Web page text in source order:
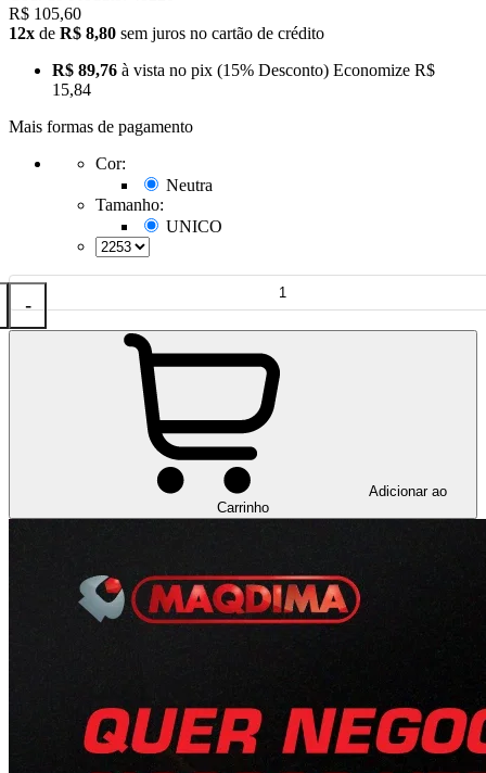
R$ 105,60
12x de R$ 8,80 sem juros no cartão de crédito
R$ 89,76 à vista no pix (15% Desconto) Economize R$
15,84
Mais formas de pagamento
Cor:
Neutra
Tamanho:
UNICO
-
Carrinho